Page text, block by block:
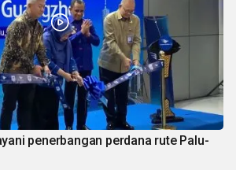
penerbangan perdana rute Palu-